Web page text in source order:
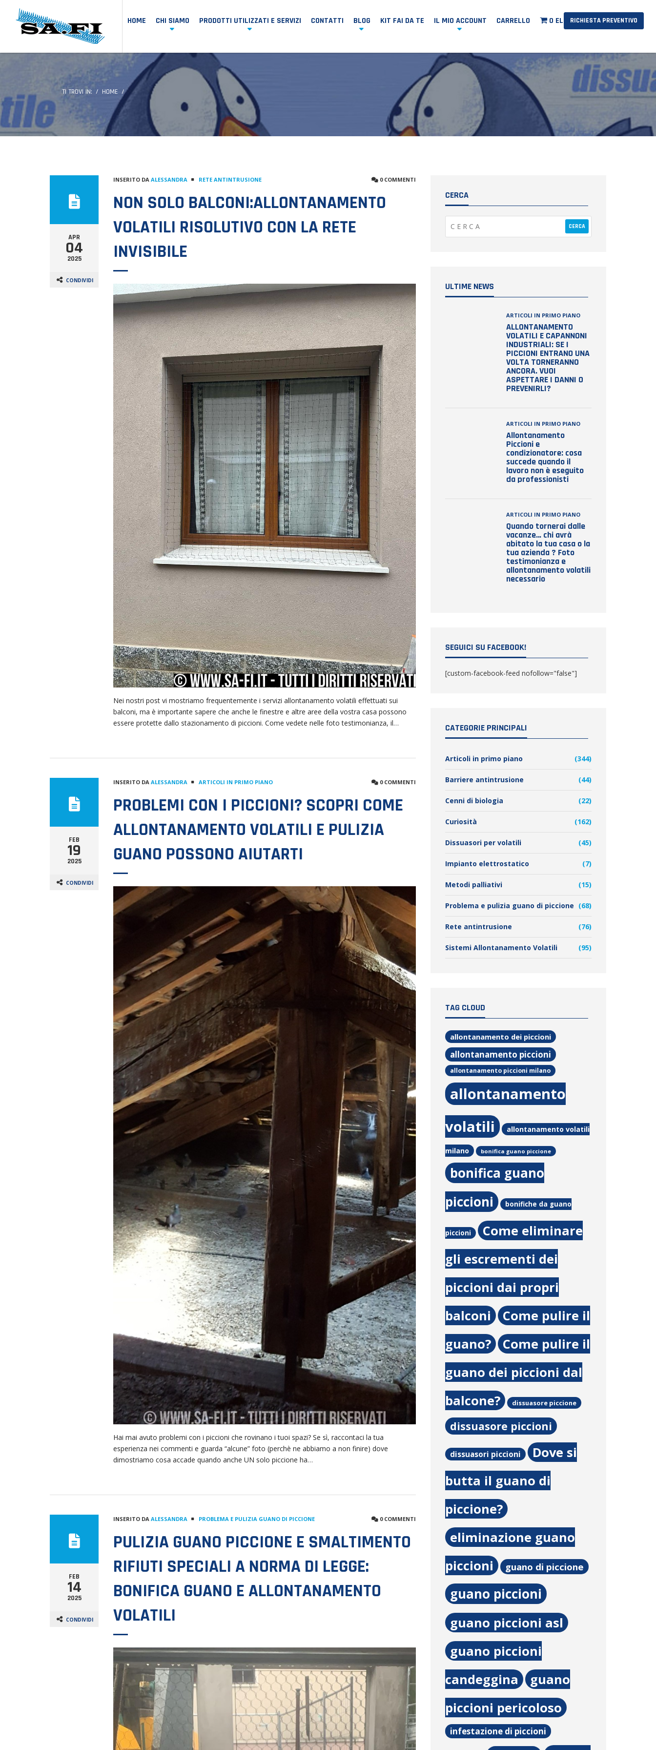
HOME CHI SIAMO PRODOTTI UTILIZZATI E SERVIZI CONTATTI BLOG KIT FAI DA TE IL MIO ACCOUNT CARRELLO 0 ELEMENTIRICHIESTA PREVENTIVO
TI TROVI IN: HOME
APR
04
2025
CONDIVIDI
INSERITO DA ALESSANDRA RETE ANTINTRUSIONE 0 COMMENTI
NON SOLO BALCONI:ALLONTANAMENTO
VOLATILI RISOLUTIVO CON LA RETE
INVISIBILE
Nei nostri post vi mostriamo frequentemente i servizi allontanamento volatili effettuati sui
balconi, ma è importante sapere che anche le finestre e altre aree della vostra casa possono
essere protette dallo stazionamento di piccioni. Come vedete nelle foto testimonianza, il…
FEB
19
2025
CONDIVIDI
INSERITO DA ALESSANDRA ARTICOLI IN PRIMO PIANO 0 COMMENTI
PROBLEMI CON I PICCIONI? SCOPRI COME
ALLONTANAMENTO VOLATILI E PULIZIA
GUANO POSSONO AIUTARTI
Hai mai avuto problemi con i piccioni che rovinano i tuoi spazi? Se sì, raccontaci la tua
esperienza nei commenti e guarda “alcune” foto (perchè ne abbiamo a non finire) dove
dimostriamo cosa accade quando anche UN solo piccione ha…
FEB
14
2025
CONDIVIDI
INSERITO DA ALESSANDRA PROBLEMA E PULIZIA GUANO DI PICCIONE 0 COMMENTI
PULIZIA GUANO PICCIONE E SMALTIMENTO
RIFIUTI SPECIALI A NORMA DI LEGGE:
BONIFICA GUANO E ALLONTANAMENTO
VOLATILI
CERCA
ULTIME NEWS
ARTICOLI IN PRIMO PIANO
ALLONTANAMENTO
VOLATILI E CAPANNONI
INDUSTRIALI: SE I
PICCIONI ENTRANO UNA
VOLTA TORNERANNO
ANCORA. VUOI
ASPETTARE I DANNI O
PREVENIRLI?
ARTICOLI IN PRIMO PIANO
Allontanamento
Piccioni e
condizionatore: cosa
succede quando il
lavoro non è eseguito
da professionisti
ARTICOLI IN PRIMO PIANO
Quando tornerai dalle
vacanze… chi avrà
abitato la tua casa o la
tua azienda ? Foto
testimonianza e
allontanamento volatili
necessario
SEGUICI SU FACEBOOK!
[custom-facebook-feed nofollow="false"]
CATEGORIE PRINCIPALI
Articoli in primo piano (344)
Barriere antintrusione (44)
Cenni di biologia (22)
Curiosità (162)
Dissuasori per volatili (45)
Impianto elettrostatico (7)
Metodi palliativi (15)
Problema e pulizia guano di piccione (68)
Rete antintrusione (76)
Sistemi Allontanamento Volatili (95)
TAG CLOUD
allontanamento dei piccioni
allontanamento piccioni
allontanamento piccioni milano
allontanamento
volatili
allontanamento volatili
milano bonifica guano piccione
bonifica guano
piccioni
bonifiche da guano
piccioni
Come eliminare
gli escrementi dei
piccioni dai propri
balconi
Come pulire il
guano?
Come pulire il
guano dei piccioni dal
balcone?
dissuasore piccione
dissuasore piccioni
dissuasori piccioni
Dove si
butta il guano di
piccione?
eliminazione guano
piccioni
guano di piccione
guano piccioni
guano piccioni asl
guano piccioni
candeggina
guano
piccioni pericoloso
infestazione di piccioni